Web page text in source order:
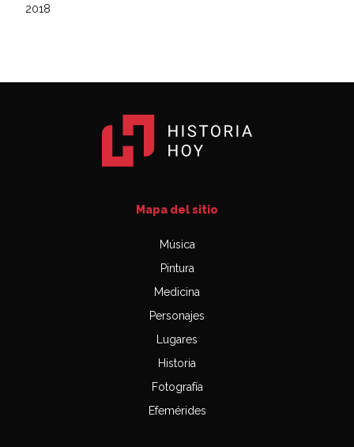
2018
Mapa del sitio
Música
Pintura
Medicina
Personajes
Lugares
Historia
Fotografía
Efemérides